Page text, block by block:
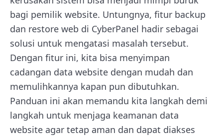
bagi pemilik website. Untungnya, fitur backup
dan restore web di CyberPanel hadir sebagai
solusi untuk mengatasi masalah tersebut.
Dengan fitur ini, kita bisa menyimpan
cadangan data website dengan mudah dan
memulihkannya kapan pun dibutuhkan.
Panduan ini akan memandu kita langkah demi
langkah untuk menjaga keamanan data
website agar tetap aman dan dapat diakses